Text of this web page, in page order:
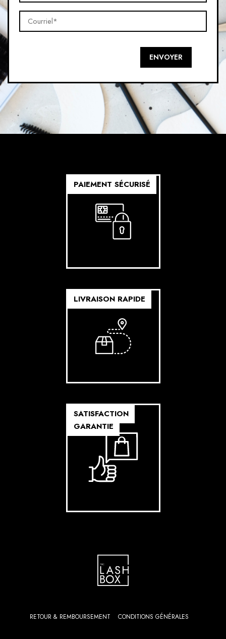
(Nécessaire)
Courriel*
(Nécessaire)
ENVOYER
PAIEMENT SÉCURISÉ
LIVRAISON RAPIDE
SATISFACTION
GARANTIE
RETOUR & REMBOURSEMENT CONDITIONS GÉNÉRALES